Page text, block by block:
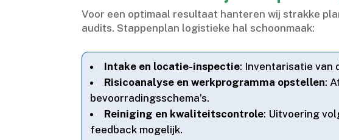
Voor een optimaal resultaat hanteren wij strakke
audits.​ Stappenplan logistieke hal schoonmaak:
Intake en locatie-inspectie: Inventarisatie van
Risicoanalyse en werkprogramma opstellen:
bevoorradingsschema’s.​
Reiniging en kwaliteitscontrole: Uitvoering
feedback mogelijk.​